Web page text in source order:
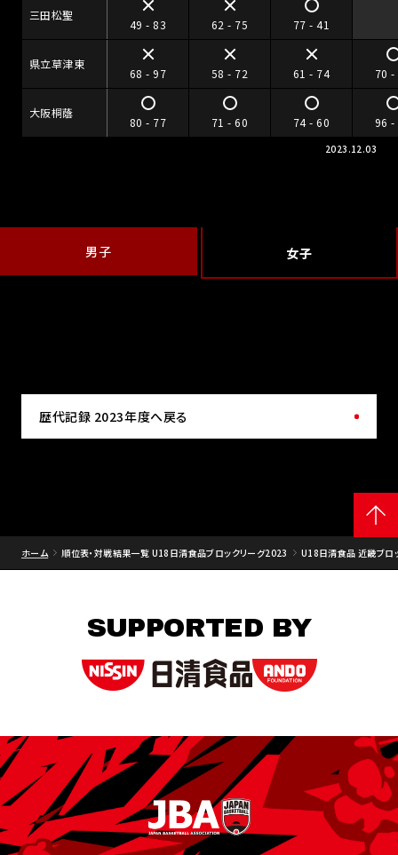
三田松聖
49 - 83 62 - 75 77 - 41
県立草津東
68 - 97 58 - 72 61 - 74 70
大阪桐蔭
80 - 77 71 - 60 74 - 60 96 -
2023.12.03
男子 女子
歴代記録 2023年度へ戻る
ホーム 順位表・対戦結果一覧 U18日清食品ブロックリーグ2023 U18日清食品 近畿ブロ
SUPPORTED BY